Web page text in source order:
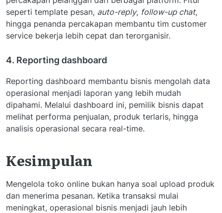
seperti template pesan, auto-reply, follow-up chat,
hingga penanda percakapan membantu tim customer
service bekerja lebih cepat dan terorganisir.
4. Reporting dashboard
Reporting dashboard membantu bisnis mengolah data
operasional menjadi laporan yang lebih mudah
dipahami. Melalui dashboard ini, pemilik bisnis dapat
melihat performa penjualan, produk terlaris, hingga
analisis operasional secara real-time.
Kesimpulan
Mengelola toko online bukan hanya soal upload produk
dan menerima pesanan. Ketika transaksi mulai
meningkat, operasional bisnis menjadi jauh lebih